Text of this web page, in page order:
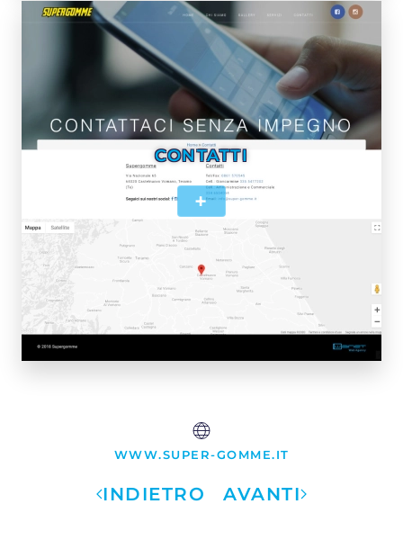
CONTATTI
+
WWW.SUPER-GOMME.IT
INDIETRO AVANTI